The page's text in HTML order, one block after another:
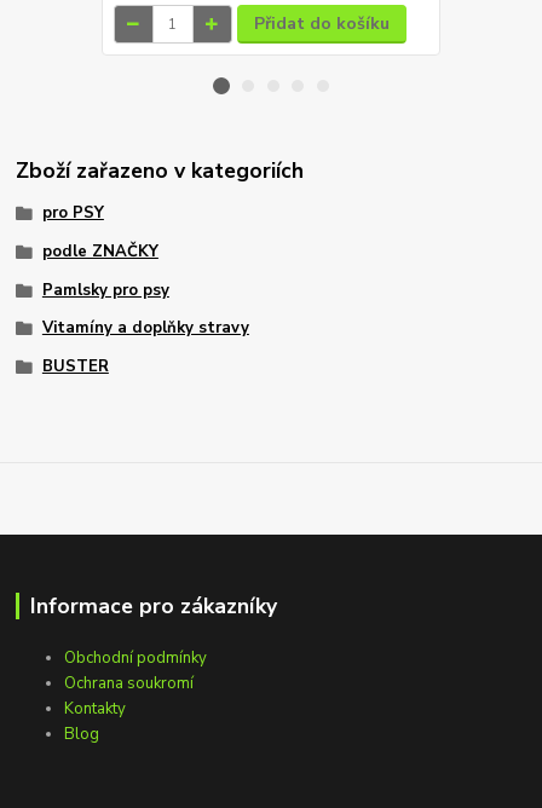
Přidat do košíku
Zboží zařazeno v kategoriích
pro PSY
podle ZNAČKY
Pamlsky pro psy
Vitamíny a doplňky stravy
BUSTER
Informace pro zákazníky
Obchodní podmínky
Ochrana soukromí
Kontakty
Blog